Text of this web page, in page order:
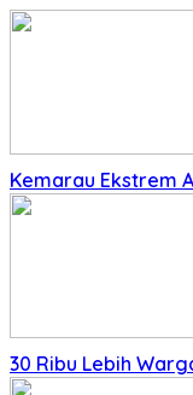
Kemarau Ekstrem
30 Ribu Lebih